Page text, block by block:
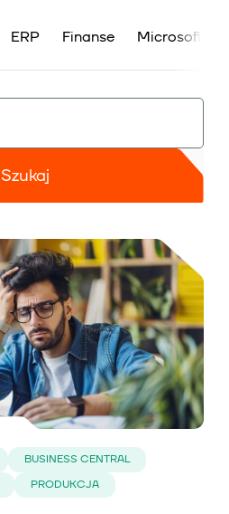
ERP Finanse Microsoft
Szukaj
BUSINESS CENTRAL
PRODUKCJA